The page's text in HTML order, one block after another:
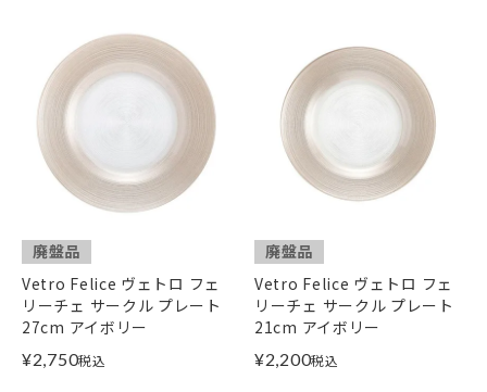
廃盤品
Vetro Felice ヴェトロ フェ
リーチェ サークル プレート
27cm アイボリー
¥2,750税込
廃盤品
Vetro Felice ヴェトロ フェ
リーチェ サークル プレート
21cm アイボリー
¥2,200税込